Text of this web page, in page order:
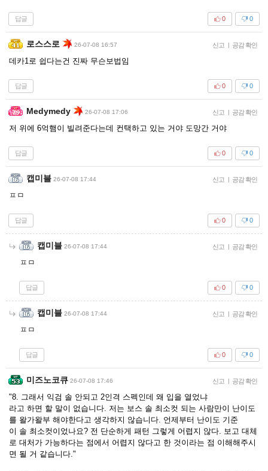
답글 0
0
로스스로 26-07-08 16:57 신고 | 공감 확인
데카1로 쉽다는건 진짜 무슨보법임
답글 0
0
Medymedy 26-07-08 17:06 신고 | 공감 확인
저 위에 6억햄이 빌려준다는데 컨택하고 있는 거야 도망간 거야
답글 0
0
캡미블 26-07-08 17:44 신고 | 공감 확인
ㅍㅁ
답글 0
0
캡미블 26-07-08 17:44 신고 | 공감 확인
ㅍㅁ
답글 0
0
캡미블 26-07-08 17:44 신고 | 공감 확인
ㅍㅁ
답글 0
0
미즈노코큐 26-07-08 17:46 신고 | 공감 확인
"8. 그래서 익검 솔 안되고 2인격 스펙인데 왜 입을 열었냐
라고 하면 할 말이 없습니다. 저는 보스 솔 최소컷 되는 사람만이 난이도
를 왈가왈부 해야한다고 생각하지 않습니다. 언제부터 난이도 기준
이 솔 최소컷이었나요? 전 단순하게 패턴 그렇게 어렵지 않다. 보고 대체
로 대처가 가능하다는 점에서 어렵지 않다고 한 것이라는 점 이해해주시
면 될 거 같습니다."